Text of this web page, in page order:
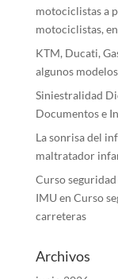
motociclistas a
motociclistas,
KTM, Ducati,
algunos
Siniestralidad
Documentos e
La sonrisa del
maltratador
Curso
IMU en Curso
carreteras
Archivos